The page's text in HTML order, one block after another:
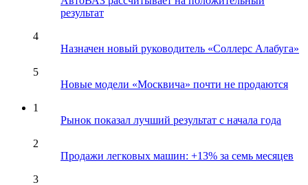
результат
4
Назначен новый руководитель «Соллерс Алабуга»
5
Новые модели «Москвича» почти не продаются
1
Рынок показал лучший результат с начала года
2
Продажи легковых машин: +13% за семь месяцев
3